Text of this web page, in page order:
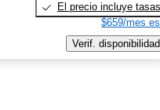
El precio incluye tasas
$659/mes
Verif. disponibilidad